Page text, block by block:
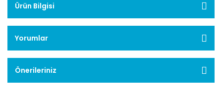
Ürün Bilgisi
Yorumlar
Önerileriniz